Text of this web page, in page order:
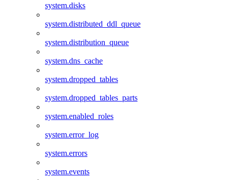
system.disks
system.distributed_ddl_queue
system.distribution_queue
system.dns_cache
system.dropped_tables
system.dropped_tables_parts
system.enabled_roles
system.error_log
system.errors
system.events